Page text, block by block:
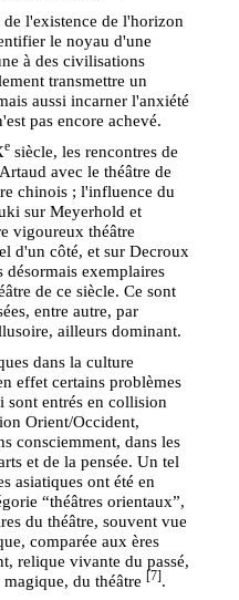
l'existence de l'horizon
le noyau d'une
à des civilisations
transmettre un
aussi incarner l'anxiété
pas encore achevé.
e siècle, les rencontres de
avec le théâtre de
chinois ; l'influence du
sur Meyerhold et
vigoureux théâtre
d'un côté, et sur Decroux
désormais exemplaires
de ce siècle. Ce sont
entre autre, par
ailleurs dominant.
dans la culture
effet certains problèmes
sont entrés en collision
Orient/Occident,
consciemment, dans les
et de la pensée. Un tel
asiatiques ont été en
“théâtres orientaux”,
du théâtre, souvent vue
comparée aux ères
relique vivante du passé,
du théâtre[7].